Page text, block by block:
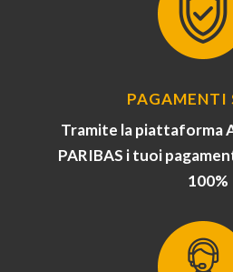
PAGAMENTI
Tramite la piattaforma
PARIBAS i tuoi
100%